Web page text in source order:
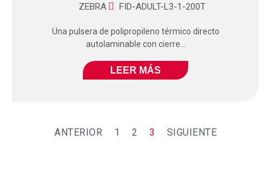
ZEBRA FID-ADULT-L3-1-200T
Una pulsera de polipropileno térmico directo
autolaminable con cierre...
LEER MÁS
ANTERIOR 1 2 3 SIGUIENTE